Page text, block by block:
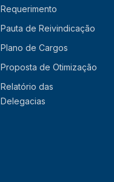
Requerimento
Pauta de Reivindicação
Plano de Cargos
Proposta de Otimização
Relatório das
Delegacias